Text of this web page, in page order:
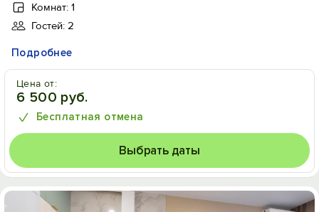
Комнат: 1
Гостей: 2
Подробнее
Цена от:
6 500 руб.
Бесплатная отмена
Выбрать даты